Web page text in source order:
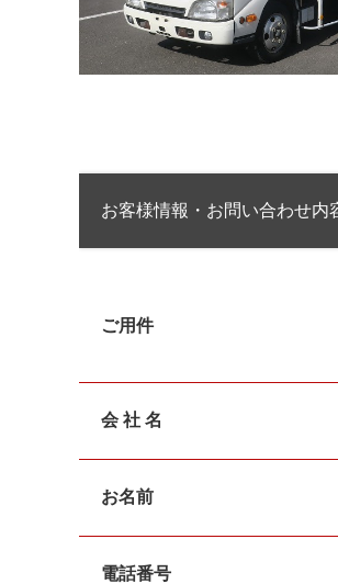
お客様情報・お問い合わせ内
ご用件
会 社 名
お名前
電話番号